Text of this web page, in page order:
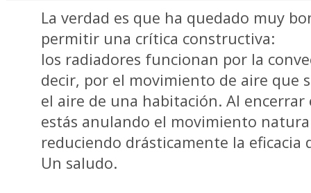
La verdad es que ha quedado muy
permitir una crítica constructiva:
los radiadores funcionan por la
decir, por el movimiento de aire que
el aire de una habitación. Al encerrar
estás anulando el movimiento
reduciendo drásticamente la eficacia
Un saludo.